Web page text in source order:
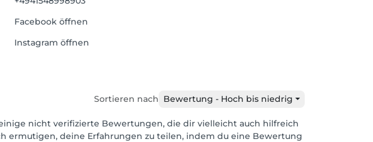
Facebook öffnen
Instagram öffnen
Sortieren nach Bewertung - Hoch bis niedrig
nicht verifizierte Bewertungen, die dir vielleicht auch hilfreich
ermutigen, deine Erfahrungen zu teilen, indem du eine Bewertung